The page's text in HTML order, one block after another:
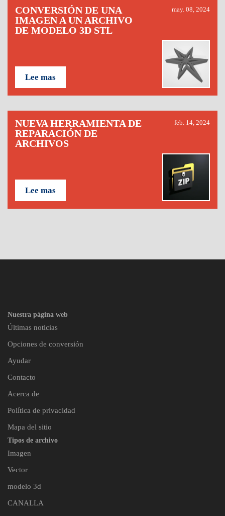
CONVERSIÓN DE UNA
IMAGEN A UN ARCHIVO
DE MODELO 3D STL
may. 08, 2024
Lee mas
NUEVA HERRAMIENTA DE
REPARACIÓN DE
ARCHIVOS
feb. 14, 2024
Lee mas
Nuestra página web
Últimas noticias
Opciones de conversión
Ayudar
Contacto
Acerca de
Política de privacidad
Mapa del sitio
Tipos de archivo
Imagen
Vector
modelo 3d
CANALLA